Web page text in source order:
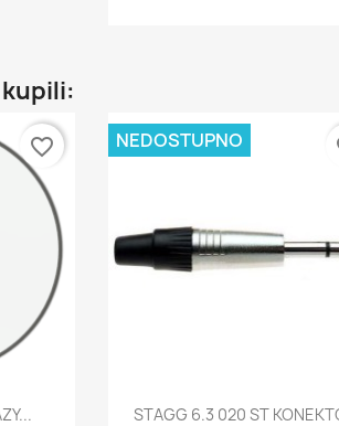
favorite_border
 Brzi pregled
STAGG 6.3 020 ST
NEDOSTUPNO